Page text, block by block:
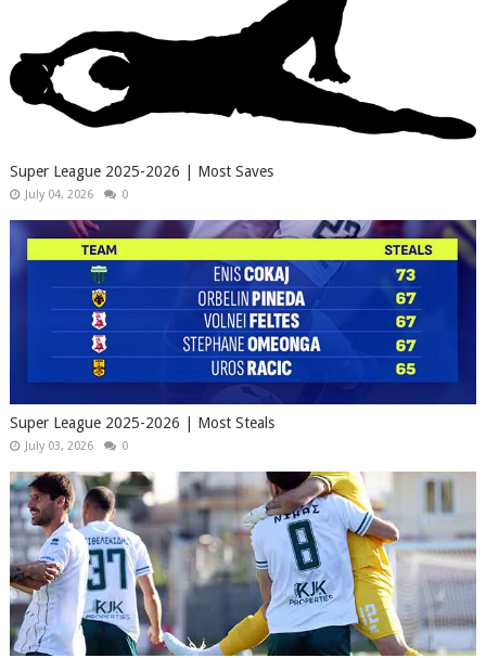
Super League 2025-2026 | Most Saves
July 04, 2026 0
Super League 2025-2026 | Most Steals
July 03, 2026 0